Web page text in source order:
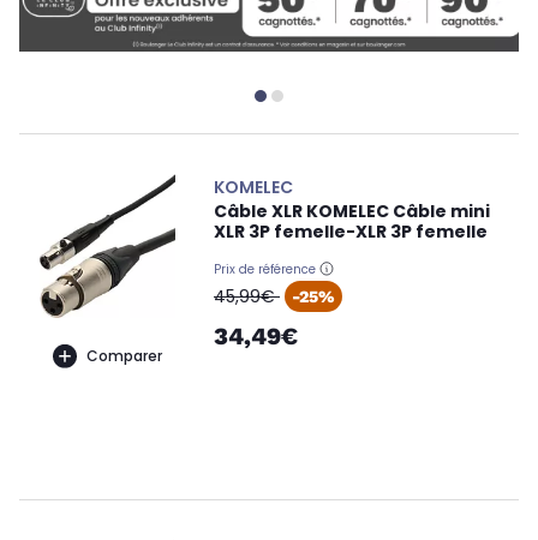
Comparer
KOMELEC
Câble XLR KOMELEC Câble mini
XLR 3P femelle-XLR 3P femelle
Prix de référence
oldPrice
45,99€ -25%
34,49€